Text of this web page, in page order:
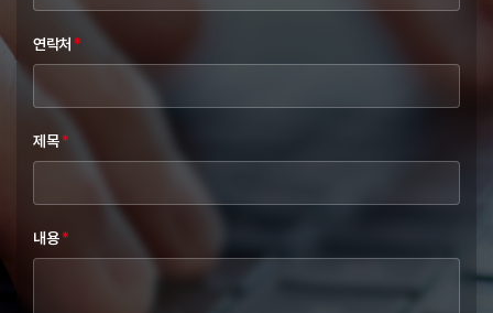
연락처 *
제목*
내용*